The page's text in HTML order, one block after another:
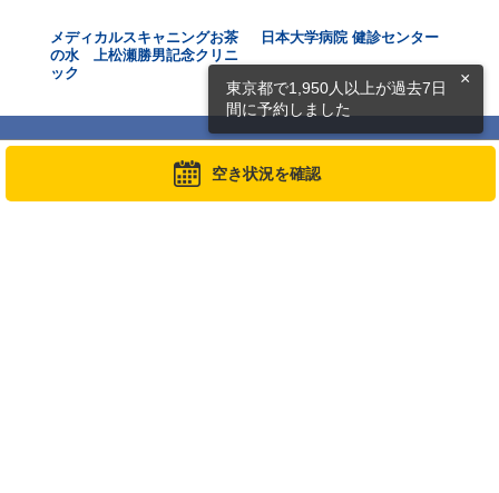
空き状況を確認
メディカルスキャニングお茶
の水 上松瀬勝男記念クリニ
ック
日本大学病院 健診センター
最近見た施設
東京都で1,950人以上が過去7日
間に予約しました
×